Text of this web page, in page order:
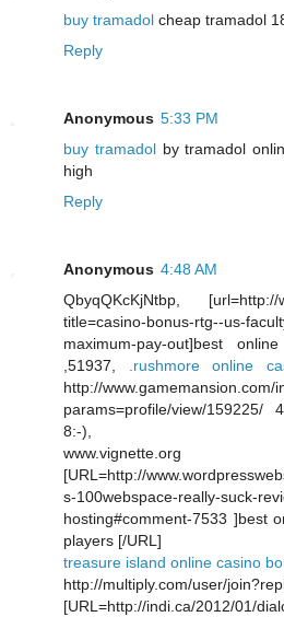
buy tramadol cheap tramadol
Reply
Anonymous 5:33 PM
buy tramadolby tramadol
high
Reply
Anonymous 4:48 AM
QbyqQKcKjNtbp, [url=http://
title=casino-bonus-rtg--us-
maximum-pay-out]best
,51937,
.rushmore online
http://www.gamemansion.com/
params=profile/view/
8:-),
www.vignette.org
[URL=http://
s-100webspace-really-suck-
hosting#comment-7533 ]best
players [/URL]
treasure island online casino
http://multiply.com/user/
[URL=http://indi.ca/2012/01/